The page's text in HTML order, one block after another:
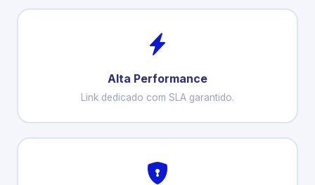
Alta Performance
Link dedicado com SLA garantido.